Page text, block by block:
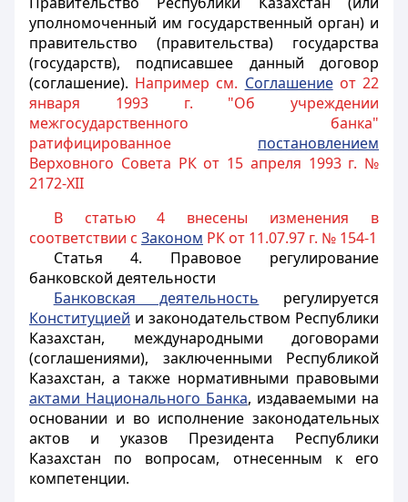
уполномоченный им государственный орган) и
правительство (правительства) государства
(государств), подписавшее данный договор
(соглашение). Например см. Соглашениеот 22
января 1993 г. "Об учреждении
межгосударственного банка"
ратифицированное постановлением
Верховного Совета РК от 15 апреля 1993 г. №
2172-XII
В статью 4 внесены изменения в
соответствии с Законом РК от 11.07.97 г. № 154-1
Статья 4. Правовое регулирование
банковской деятельности
Банковская деятельность регулируется
Конституцией и законодательством Республики
Казахстан, международными договорами
(соглашениями), заключенными Республикой
Казахстан, а также нормативными правовыми
актами Национального Банка, издаваемыми на
основании и во исполнение законодательных
актов и указов Президента Республики
Казахстан по вопросам, отнесенным к его
компетенции.